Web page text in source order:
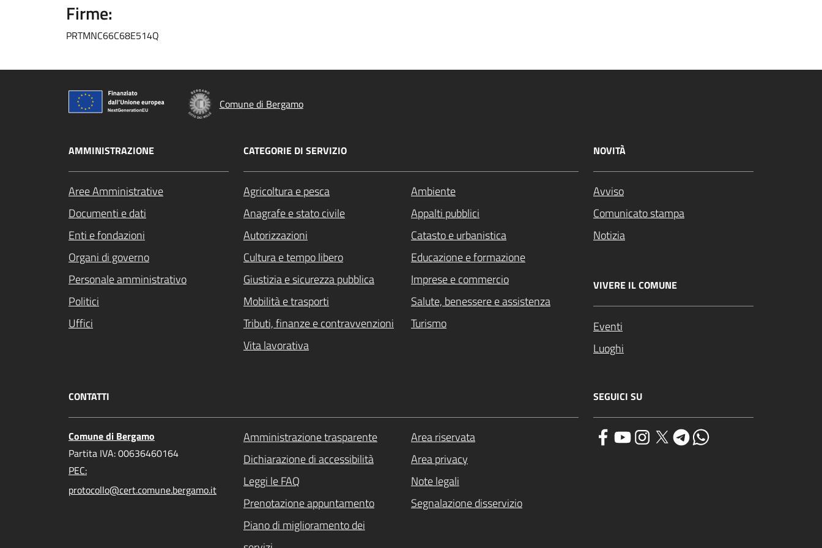
Firme:
PRTMNC66C68E514Q
Comune di Bergamo
AMMINISTRAZIONE
Aree Amministrative
Documenti e dati
Enti e fondazioni
Organi di governo
Personale amministrativo
Politici
Uffici
CATEGORIE DI SERVIZIO
Agricoltura e pesca
Ambiente
Anagrafe e stato civile
Appalti pubblici
Autorizzazioni
Catasto e urbanistica
Cultura e tempo libero
Educazione e formazione
Giustizia e sicurezza pubblica
Imprese e commercio
Mobilità e trasporti
Salute, benessere e assistenza
Tributi, finanze e contravvenzioni
Turismo
Vita lavorativa
NOVITÀ
Avviso
Comunicato stampa
Notizia
VIVERE IL COMUNE
Eventi
Luoghi
CONTATTI
Comune di Bergamo
Partita IVA: 00636460164
PEC:
protocollo@cert.comune.bergamo.it
Amministrazione trasparente
Area riservata
Dichiarazione di accessibilità
Area privacy
Leggi le FAQ
Note legali
Prenotazione appuntamento
Segnalazione disservizio
Piano di miglioramento dei
SEGUICI SU